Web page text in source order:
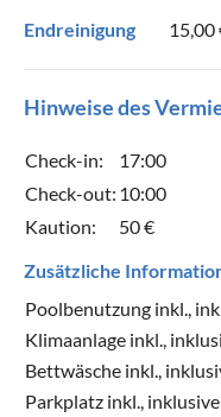
Endreinigung 15,00
Hinweise des
Check-in:
17:00
Check-out: 10:00
Kaution:
50 €
Zusätzliche
Poolbenutzung inkl.,
Klimaanlage inkl.,
Bettwäsche inkl.,
Parkplatz inkl., inklusive